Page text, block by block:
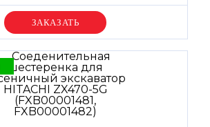
Уточняйте цену